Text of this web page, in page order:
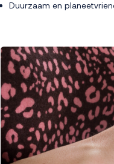
Duurzaam en